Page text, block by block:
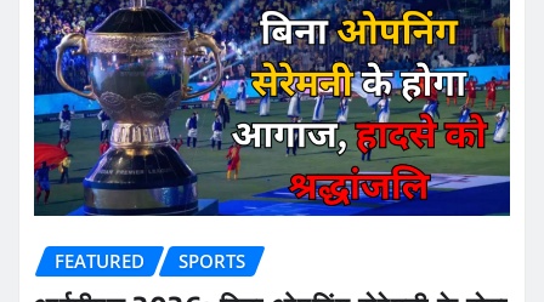
FEATURED SPORTS